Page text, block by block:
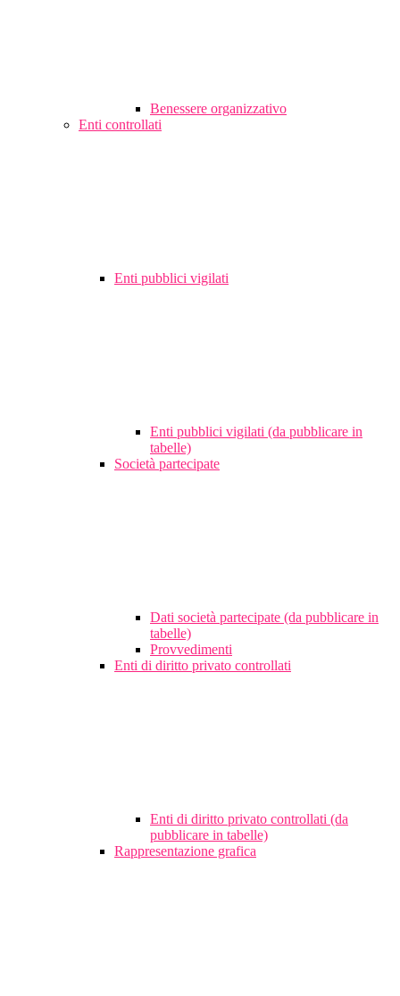
Benessere organizzativo
Enti controllati
Enti pubblici vigilati
Enti pubblici vigilati (da pubblicare in
tabelle)
Società partecipate
Dati società partecipate (da pubblicare in
tabelle)
Provvedimenti
Enti di diritto privato controllati
Enti di diritto privato controllati (da
pubblicare in tabelle)
Rappresentazione grafica